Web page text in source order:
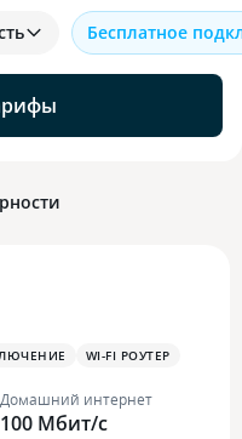
Бесплатное
WI-FI РОУТЕР
Домашний интернет
100 Мбит/с